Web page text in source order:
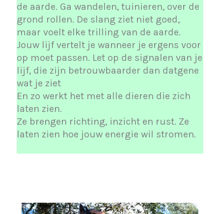
de aarde. Ga wandelen, tuinieren, over de
grond rollen. De slang ziet niet goed,
maar voelt elke trilling van de aarde.
Jouw lijf vertelt je wanneer je ergens voor
op moet passen. Let op de signalen van je
lijf, die zijn betrouwbaarder dan datgene
wat je ziet
En zo werkt het met alle dieren die zich
laten zien.
Ze brengen richting, inzicht en rust. Ze
laten zien hoe jouw energie wil stromen.